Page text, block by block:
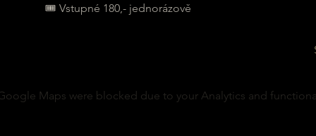
🎟 Vstupné 180,- jednorázově
Maps were blocked due to your Analytics and